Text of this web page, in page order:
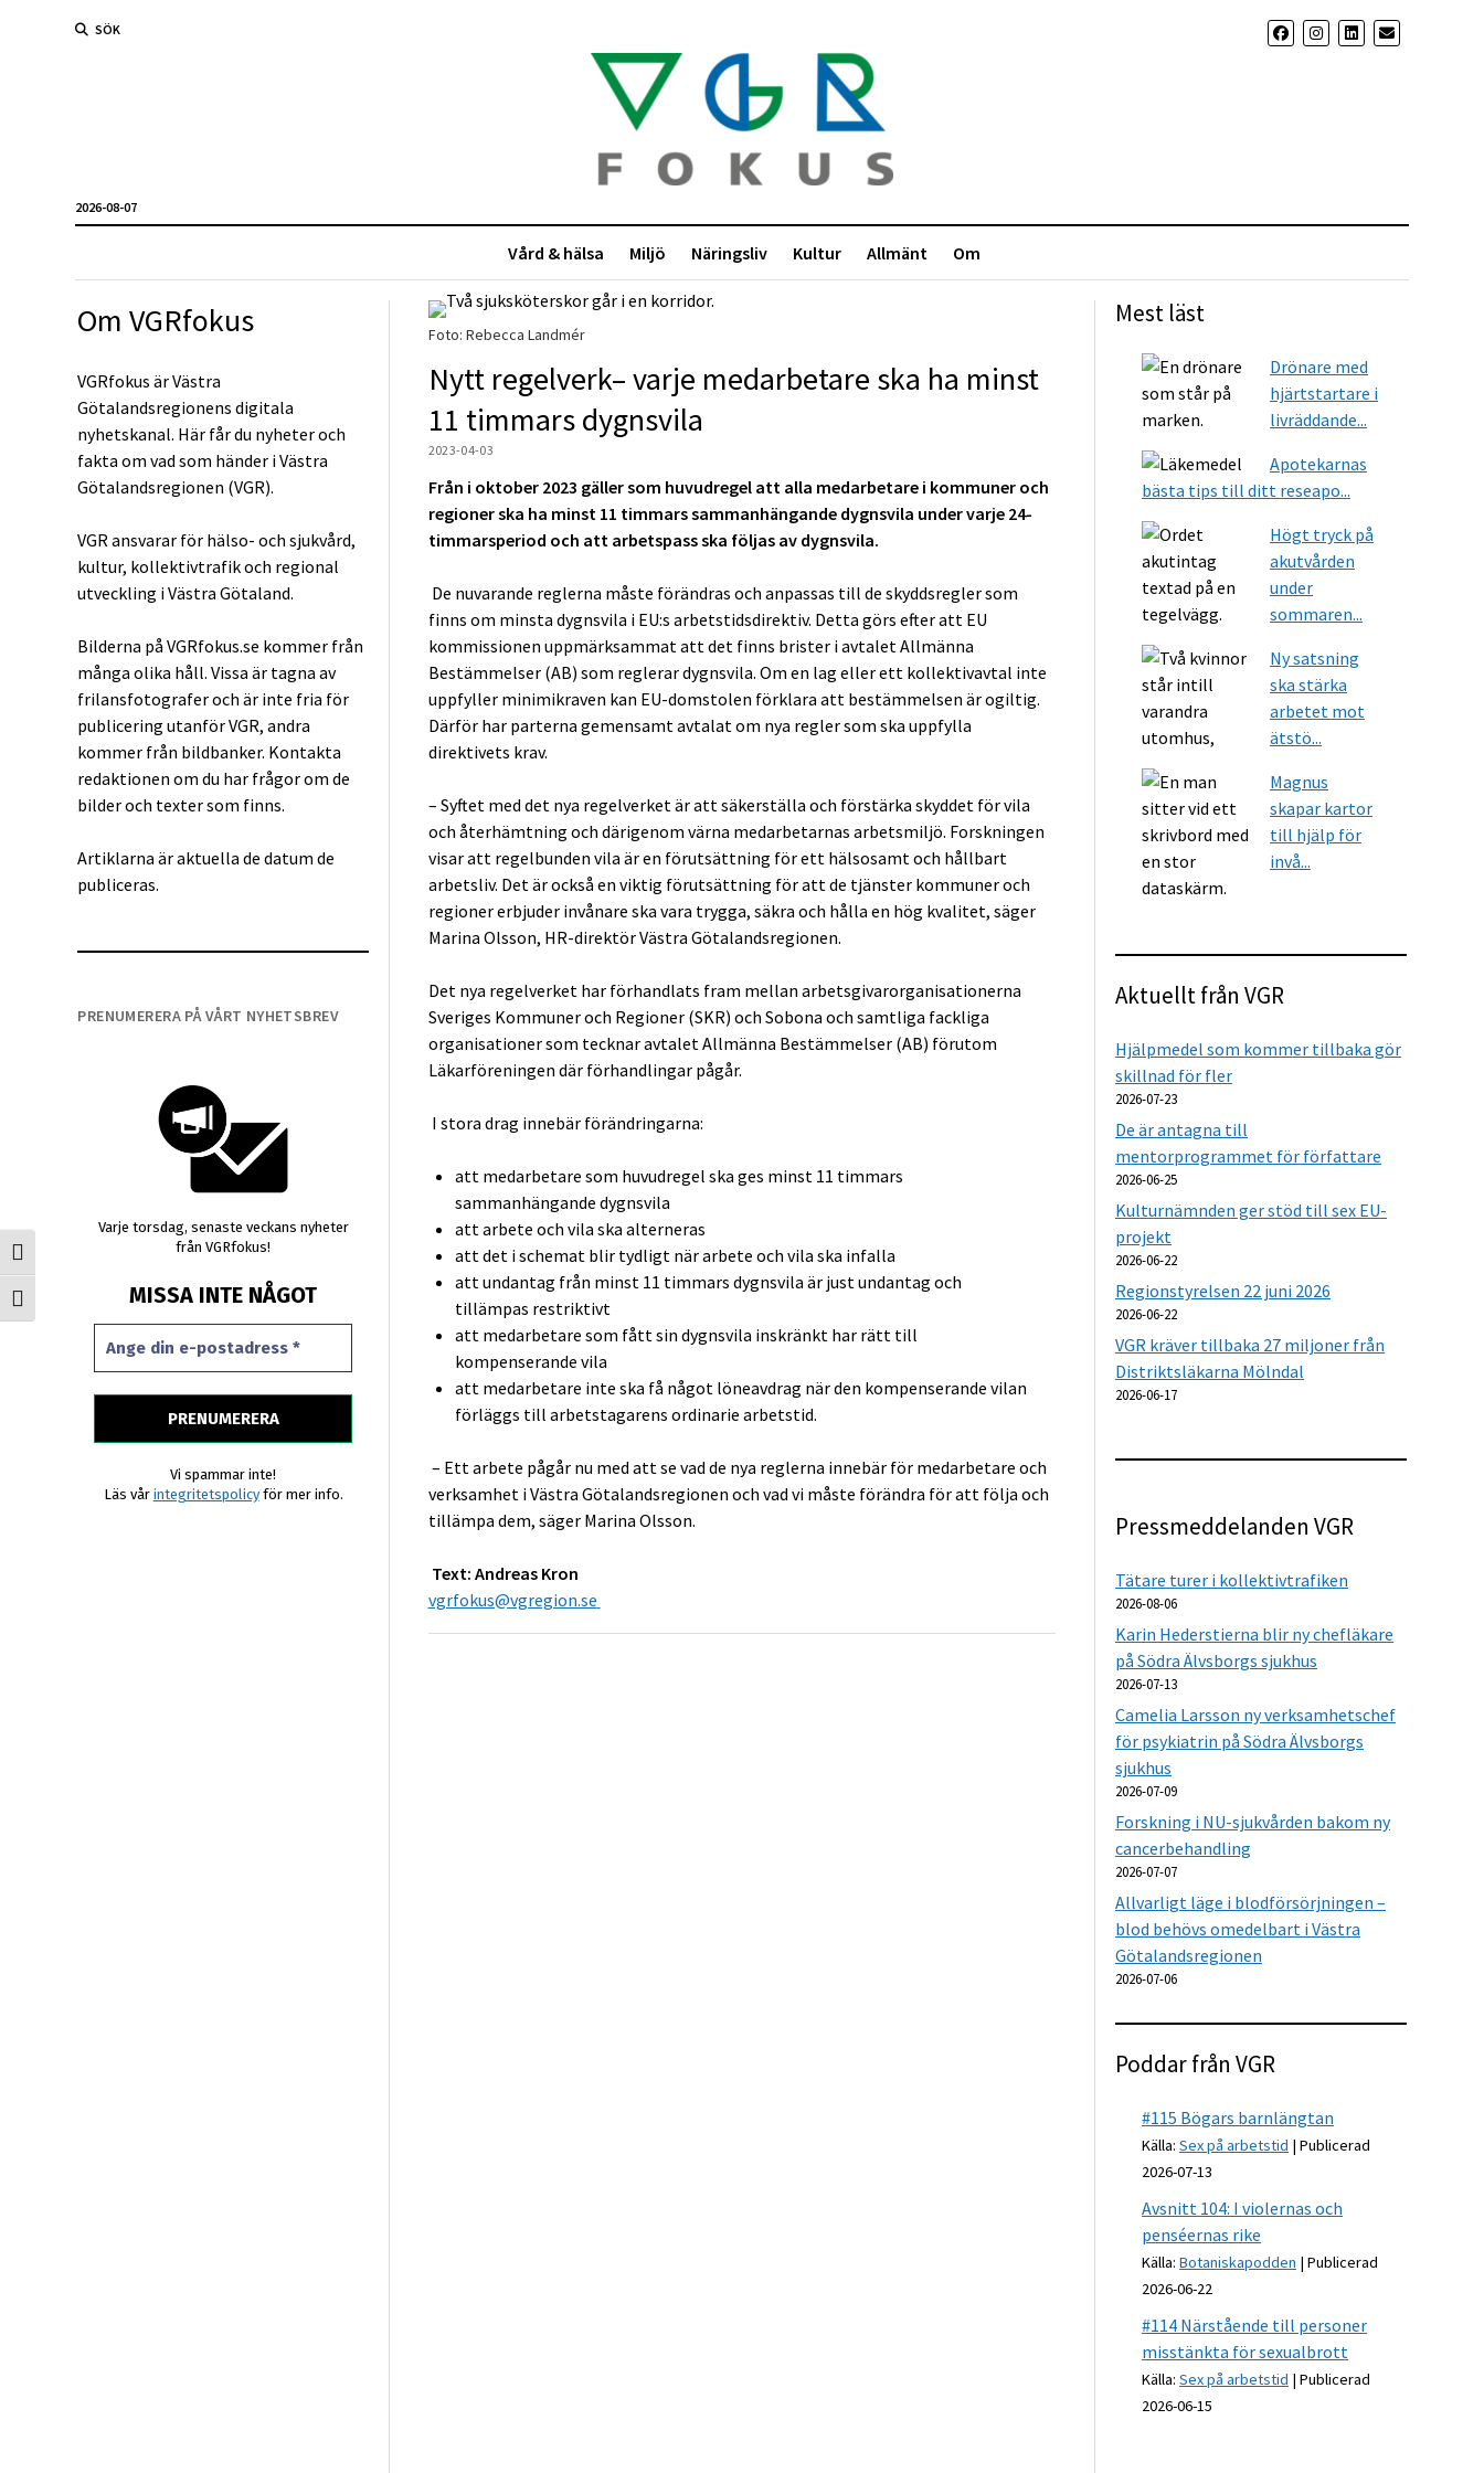
Slå på/av hög kontrast
Slå på/av textstorlek
SÖK
2026-08-07
Vård & hälsa Miljö Näringsliv Kultur Allmänt Om
Om VGRfokus
VGRfokus är Västra
Götalandsregionens digitala
nyhetskanal. Här får du nyheter och
fakta om vad som händer i Västra
Götalandsregionen (VGR).
VGR ansvarar för hälso- och sjukvård,
kultur, kollektivtrafik och regional
utveckling i Västra Götaland.
Bilderna på VGRfokus.se kommer från
många olika håll. Vissa är tagna av
frilansfotografer och är inte fria för
publicering utanför VGR, andra
kommer från bildbanker. Kontakta
redaktionen om du har frågor om de
bilder och texter som finns.
Artiklarna är aktuella de datum de
publiceras.
PRENUMERERA PÅ VÅRT NYHETSBREV
Varje torsdag, senaste veckans nyheter
från VGRfokus!
MISSA INTE NÅGOT
Vi spammar inte!
Läs vår integritetspolicyför mer info.
Foto: Rebecca Landmér
Nytt regelverk– varje medarbetare ska ha minst
11 timmars dygnsvila
2023-04-03
Från i oktober 2023 gäller som huvudregel att alla medarbetare i kommuner och
regioner ska ha minst 11 timmars sammanhängande dygnsvila under varje 24-
timmarsperiod och att arbetspass ska följas av dygnsvila.
De nuvarande reglerna måste förändras och anpassas till de skyddsregler som
finns om minsta dygnsvila i EU:s arbetstidsdirektiv. Detta görs efter att EU
kommissionen uppmärksammat att det finns brister i avtalet Allmänna
Bestämmelser (AB) som reglerar dygnsvila. Om en lag eller ett kollektivavtal inte
uppfyller minimikraven kan EU-domstolen förklara att bestämmelsen är ogiltig.
Därför har parterna gemensamt avtalat om nya regler som ska uppfylla
direktivets krav.
– Syftet med det nya regelverket är att säkerställa och förstärka skyddet för vila
och återhämtning och därigenom värna medarbetarnas arbetsmiljö. Forskningen
visar att regelbunden vila är en förutsättning för ett hälsosamt och hållbart
arbetsliv. Det är också en viktig förutsättning för att de tjänster kommuner och
regioner erbjuder invånare ska vara trygga, säkra och hålla en hög kvalitet, säger
Marina Olsson, HR-direktör Västra Götalandsregionen.
Det nya regelverket har förhandlats fram mellan arbetsgivarorganisationerna
Sveriges Kommuner och Regioner (SKR) och Sobona och samtliga fackliga
organisationer som tecknar avtalet Allmänna Bestämmelser (AB) förutom
Läkarföreningen där förhandlingar pågår.
I stora drag innebär förändringarna:
att medarbetare som huvudregel ska ges minst 11 timmars
sammanhängande dygnsvila
att arbete och vila ska alterneras
att det i schemat blir tydligt när arbete och vila ska infalla
att undantag från minst 11 timmars dygnsvila är just undantag och
tillämpas restriktivt
att medarbetare som fått sin dygnsvila inskränkt har rätt till
kompenserande vila
att medarbetare inte ska få något löneavdrag när den kompenserande vilan
förläggs till arbetstagarens ordinarie arbetstid.
– Ett arbete pågår nu med att se vad de nya reglerna innebär för medarbetare och
verksamhet i Västra Götalandsregionen och vad vi måste förändra för att följa och
tillämpa dem, säger Marina Olsson.
Text: Andreas Kron
vgrfokus@vgregion.se
Mest läst
Drönare med
hjärtstartare i
livräddande...
Apotekarnas
bästa tips till ditt reseapo...
Högt tryck på
akutvården
under
sommaren...
Ny satsning
ska stärka
arbetet mot
ätstö...
Magnus
skapar kartor
till hjälp för
invå...
Aktuellt från VGR
Hjälpmedel som kommer tillbaka gör
skillnad för fler
2026-07-23
De är antagna till
mentorprogrammet för författare
2026-06-25
Kulturnämnden ger stöd till sex EU-
projekt
2026-06-22
Regionstyrelsen 22 juni 2026
2026-06-22
VGR kräver tillbaka 27 miljoner från
Distriktsläkarna Mölndal
2026-06-17
Pressmeddelanden VGR
Tätare turer i kollektivtrafiken
2026-08-06
Karin Hederstierna blir ny chefläkare
på Södra Älvsborgs sjukhus
2026-07-13
Camelia Larsson ny verksamhetschef
för psykiatrin på Södra Älvsborgs
sjukhus
2026-07-09
Forskning i NU-sjukvården bakom ny
cancerbehandling
2026-07-07
Allvarligt läge i blodförsörjningen –
blod behövs omedelbart i Västra
Götalandsregionen
2026-07-06
Poddar från VGR
#115 Bögars barnlängtan
Källa:Sex på arbetstid
Publicerad
2026-07-13
Avsnitt 104: I violernas och
penséernas rike
Källa:Botaniskapodden
Publicerad
2026-06-22
#114 Närstående till personer
misstänkta för sexualbrott
Källa:Sex på arbetstid
Publicerad
2026-06-15